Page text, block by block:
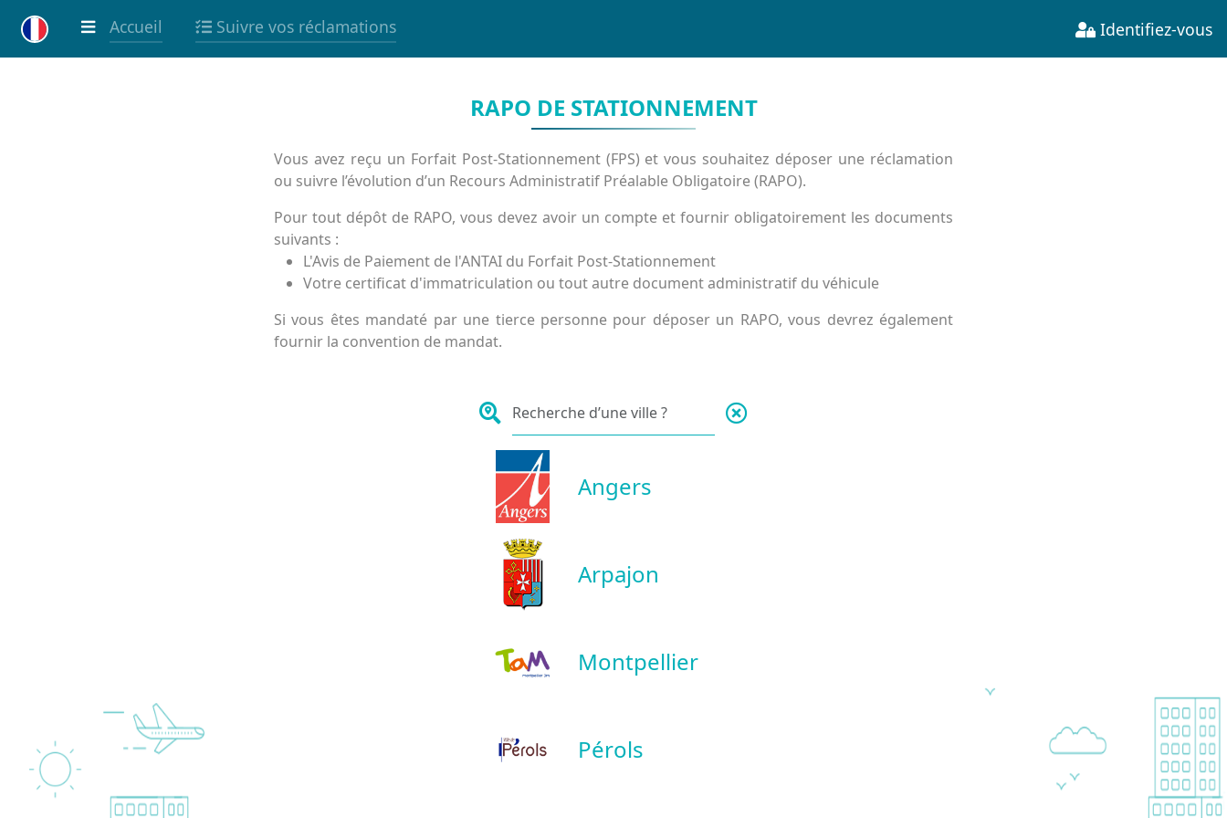
Accueil Suivre vos réclamations Identifiez-vous
RAPO DE STATIONNEMENT
Vous avez reçu un Forfait Post-Stationnement (FPS) et vous souhaitez déposer une réclamation
ou suivre l’évolution d’un Recours Administratif Préalable Obligatoire (RAPO).
Pour tout dépôt de RAPO, vous devez avoir un compte et fournir obligatoirement les documents
suivants :
L'Avis de Paiement de l'ANTAI du Forfait Post-Stationnement
Votre certificat d'immatriculation ou tout autre document administratif du véhicule
Si vous êtes mandaté par une tierce personne pour déposer un RAPO, vous devrez également
fournir la convention de mandat.
Angers
Arpajon
Montpellier
Pérols